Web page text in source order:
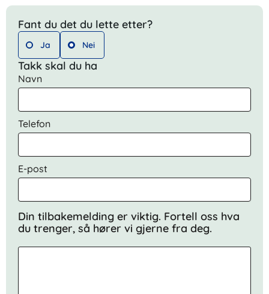
Fant du det du lette etter?
Ja Nei
Takk skal du ha
Navn
Telefon
E-post
Din tilbakemelding er viktig. Fortell oss hva
du trenger, så hører vi gjerne fra deg.